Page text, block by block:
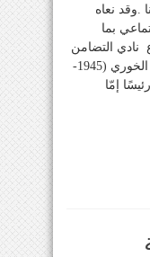
.وقد نعاه
بما
نادي التضامن
– الصّفرا رئيسه السّابق فريد يوسف الخوري (1945-
إمّا